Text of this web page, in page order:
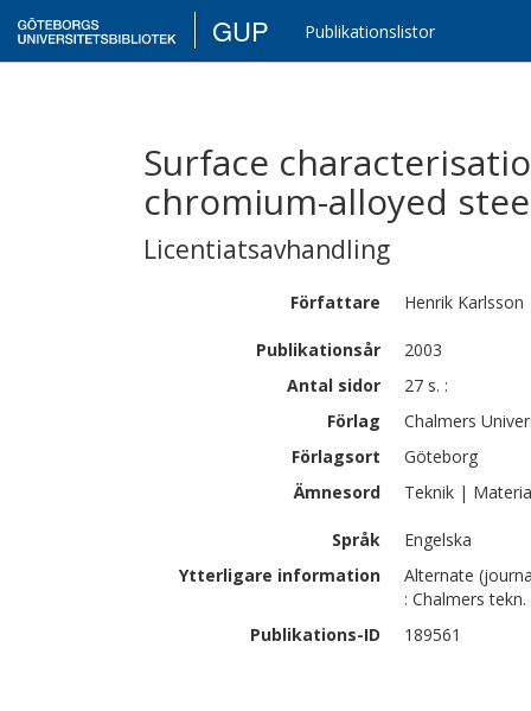
GUP Publikationslistor
Surface
chromium-alloyed
Licentiatsavhandling
Författare Henrik Karlsson
Publikationsår
2003
Antal sidor
27 s. :
Förlag
Chalmers
Förlagsort
Göteborg
Ämnesord
Teknik |
Språk
Engelska
Ytterligare information
Alternate
: Chalmers
Publikations-ID
189561